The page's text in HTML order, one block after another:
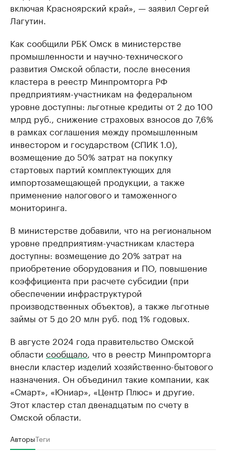
включая Красноярский край», — заявил Сергей
Лагутин.
Как сообщили РБК Омск в министерстве
промышленности и научно-технического
развития Омской области, после внесения
кластера в реестр Минпромторга РФ
предприятиям-участникам на федеральном
уровне доступны: льготные кредиты от 2 до 100
млрд руб., снижение страховых взносов до 7,6%
в рамках соглашения между промышленным
инвестором и государством (СПИК 1.0),
возмещение до 50% затрат на покупку
стартовых партий комплектующих для
импортозамещающей продукции, а также
применение налогового и таможенного
мониторинга.
В министерстве добавили, что на региональном
уровне предприятиям-участникам кластера
доступны: возмещение до 20% затрат на
приобретение оборудования и ПО, повышение
коэффициента при расчете субсидии (при
обеспечении инфраструктурой
производственных объектов), а также льготные
займы от 5 до 20 млн руб. под 1% годовых.
В августе 2024 года правительство Омской
области сообщало, что в реестр Минпромторга
внесли кластер изделий хозяйственно-бытового
назначения. Он объединил такие компании, как
«Смарт», «Юниар», «Центр Плюс» и другие.
Этот кластер стал двенадцатым по счету в
Омской области.
АвторыТеги